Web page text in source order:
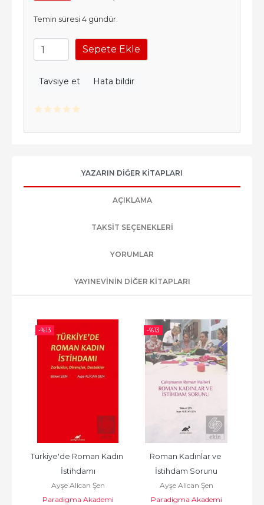
Temin süresi 4 gündür.
Sepete Ekle
Tavsiye et Hata bildir
YAZARIN DIĞER KITAPLARI
AÇIKLAMA
TAKSIT SEÇENEKLERI
YORUMLAR
YAYINEVININ DIĞER KITAPLARI
-%13
Türkiye'de Roman Kadın
İstihdamı
Ayşe Alican Şen
Paradigma Akademi
-%13
Roman Kadınlar ve
İstihdam Sorunu
Ayşe Alican Şen
Paradigma Akademi